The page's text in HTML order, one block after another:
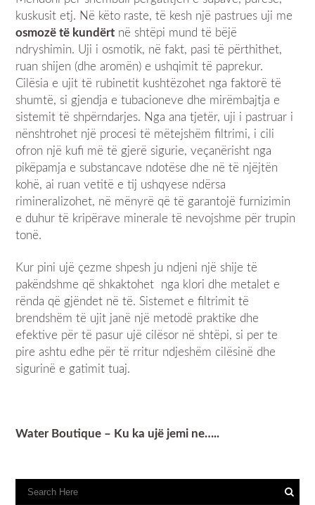
kuskusit etj. Në këto raste, të kesh një pastrues uji me
osmozë të kundërt në shtëpi mund të bëjë
ndryshimin. Uji i osmotik, në fakt, pasi të përthithet,
ruan shijen (dhe aromën) e ushqimit të paprekur.
Cilësia e ujit të rubinetit kushtëzohet nga faktorë të
shumtë, si gjendja e tubacioneve dhe mirëmbajtja e
sistemit të shpërndarjes. Nga ana tjetër, uji i pastruar i
nënshtrohet një procesi të mëtejshëm filtrimi, i cili
ofron një kufi më të gjerë sigurie, veçanërisht nga
pikëpamja e substancave ndotëse dhe në të njëjtën
kohë, ai ruan vetitë e tij ushqyese ndërsa
rimineralizohet, në mënyrë që të garantojë furnizimin
e duhur të kripërave minerale të nevojshme për trupin
tonë.
Kur pini ujë çezme shpesh ju ndjeni një shije të
pakëndshme që shkaktohet nga klori dhe metalet e
rënda që gjëndet në të. Sistemet e filtrimit të
brendshëm të ujit janë një metodë praktike dhe
efektive për të pasur ujë cilësor në shtëpi, si per te
pire ashtu edhe për të rritur ndjeshëm cilësinë dhe
sigurinë e gatimit tuaj.
Water Boutique – Ku ka ujë jemi ne…..